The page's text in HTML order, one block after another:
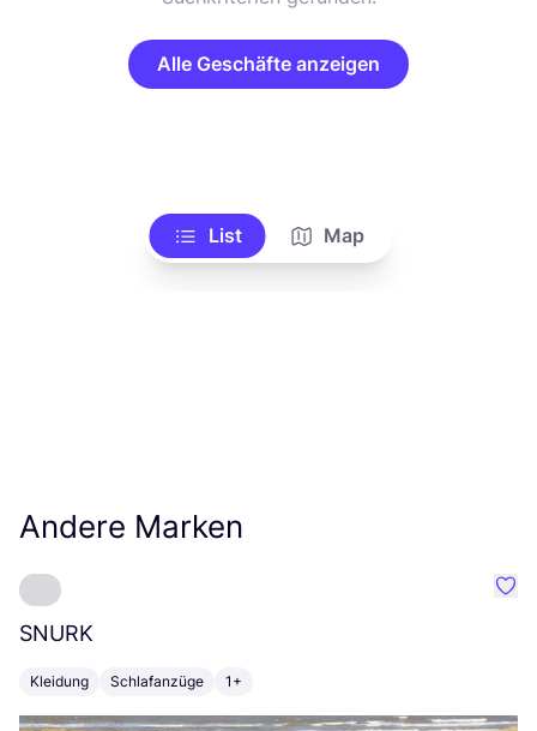
Alle Geschäfte anzeigen
List Map
Andere Marken
SNURK
Kleidung Schlafanzüge 1+